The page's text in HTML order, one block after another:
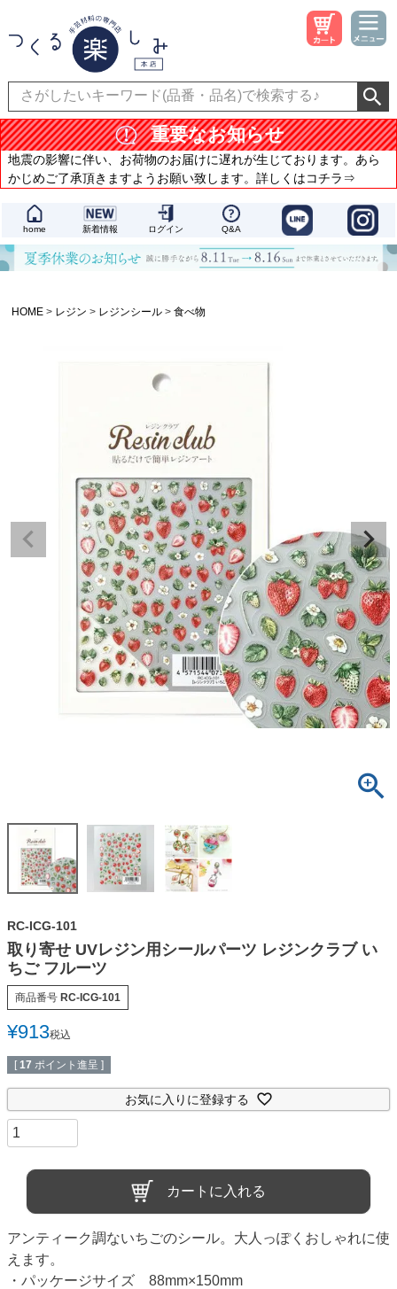
重要なお知らせ
地震の影響に伴い、お荷物のお届けに遅れが生じております。あら
かじめご了承頂きますようお願い致します。詳しくはコチラ⇒
home 新着情報 ログイン Q&A
HOME レジン レジンシール 食べ物
RC-ICG-101
取り寄せ UVレジン用シールパーツ レジンクラブ い
ちご フルーツ
商品番号 RC-ICG-101
¥913税込
[ 17 ポイント進呈 ]
お気に入りに登録する
カートに入れる
アンティーク調ないちごのシール。大人っぽくおしゃれに使
えます。
・パッケージサイズ 88mm×150mm